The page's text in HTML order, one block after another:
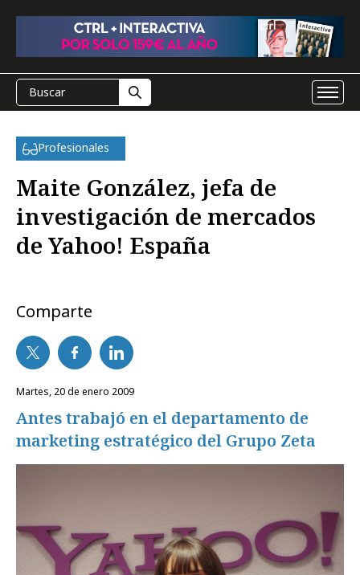
Profesionales
Maite González, jefa de
investigación de mercados
de Yahoo! España
Comparte
martes, 20 de enero 2009
Antes trabajó en el departamento de
marketing estratégico del Grupo Zeta